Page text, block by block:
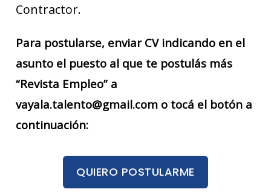
Contractor.
Para postularse, enviar CV indicando en el
asunto el puesto al que te postulás más
“Revista Empleo” a
vayala.talento@gmail.com o tocá el botón a
continuación:
QUIERO POSTULARME